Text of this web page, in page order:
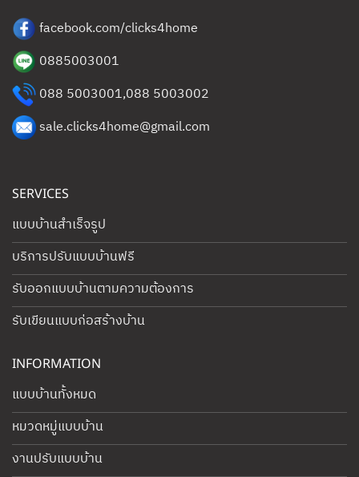
SERVICES
แบบบ้านสำเร็จรูป
บริการปรับแบบบ้านฟรี
รับออกแบบบ้านตามความต้องการ
รับเขียนแบบก่อสร้างบ้าน
INFORMATION
แบบบ้านทั้งหมด
หมวดหมู่แบบบ้าน
งานปรับแบบบ้าน
facebook.com/clicks4home
0885003001
088 5003001,088 5003002
sale.clicks4home@gmail.com